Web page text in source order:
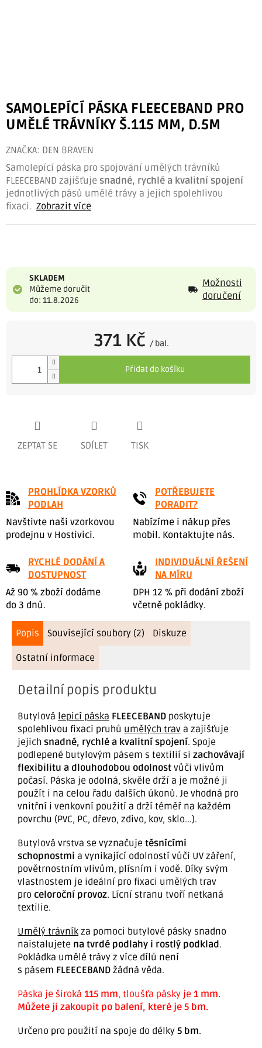
ZNAČKA: DEN BRAVEN
SAMOLEPÍCÍ PÁSKA FLEECEBAND PRO
UMĚLÉ TRÁVNÍKY Š.115 MM, D.5M
SKLADEM
Můžeme doručit
do: 11.8.2026
Možnosti
doručení
Samolepící páska pro spojování umělých trávníků
FLEECEBAND zajišťuje snadné, rychlé a kvalitní spojení
jednotlivých pásů umělé trávy a jejich spolehlivou
fixaci. Zobrazit více
TISK
ZEPTAT SE SDÍLET
371 Kč / bal.
Měrná
Přidat do košíku
PROHLÍDKA VZORKŮ
PODLAH
Navštivte naši vzorkovou
prodejnu v Hostivici.
POTŘEBUJETE
PORADIT?
Nabízíme i nákup přes
mobil. Kontaktujte nás.
RYCHLÉ DODÁNÍ A
DOSTUPNOST
Až 90 % zboží dodáme
do 3 dnů.
INDIVIDUÁLNÍ ŘEŠENÍ
NA MÍRU
DPH 12 % při dodání zboží
včetně pokládky.
Popis Související soubory (2) Diskuze
Ostatní informace
Detailní popis produktu
Butylová lepicí páska FLEECEBAND poskytuje
spolehlivou fixaci pruhů umělých trav a zajišťuje
jejich snadné, rychlé a kvalitní spojení. Spoje
podlepené butylovým pásem s textilií si zachovávají
flexibilitu a dlouhodobou odolnost vůči vlivům
počasí. Páska je odolná, skvěle drží a je možné ji
použít i na celou řadu dalších úkonů. Je vhodná pro
vnitřní i venkovní použití a drží téměř na každém
povrchu (PVC, PC, dřevo, zdivo, kov, sklo...).
Butylová vrstva se vyznačuje těsnícími
schopnostmi a vynikající odolností vůči UV záření,
povětrnostním vlivům, plísním i vodě. Díky svým
vlastnostem je ideální pro fixaci umělých trav
pro celoroční provoz. Lícní stranu tvoří netkaná
textilie.
Umělý trávníkza pomoci butylové pásky snadno
naistalujete na tvrdé podlahy i rostlý podklad.
Pokládka umělé trávy z více dílů není
s pásem FLEECEBAND žádná věda.
Páska je široká 115 mm, tloušťa pásky je 1 mm.
Můžete ji zakoupit po balení, které je 5 bm.
Určeno pro použití na spoje do délky 5 bm.